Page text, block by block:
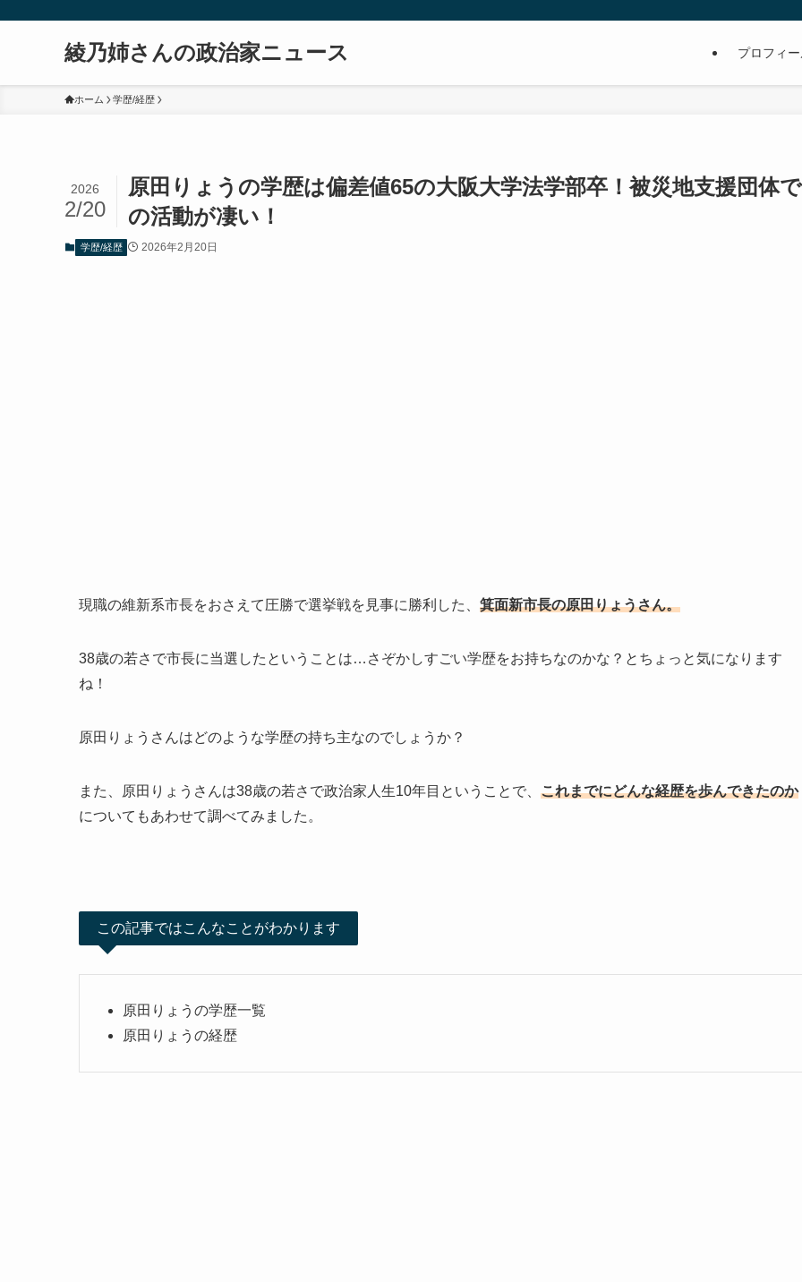
綾乃姉さんの政治家ニュース プロフィ
ホーム 学歴/経歴
原田りょうの学歴は偏差値65の大阪大学法学部卒！被災地支援団体で
の活動が凄い！
2026
2/20
学歴/経歴 2026年2月20日
現職の維新系市長をおさえて圧勝で選挙戦を見事に勝利した、 箕面新市長の原田りょうさん。
38歳の若さで市長に当選したということは…さぞかしすごい学歴をお持ちなのかな？とちょっと気になります
ね！
原田りょうさんはどのような学歴の持ち主なのでしょうか？
また、原田りょうさんは38歳の若さで政治家人生10年目ということで、 これまでにどんな経歴を歩んできたのか
についてもあわせて調べてみました。
この記事ではこんなことがわかります
原田りょうの学歴一覧
原田りょうの経歴